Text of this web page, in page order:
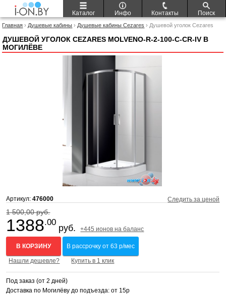
Каталог Инфо Контакты Поиск
Главная › Душевые кабины › Душевые кабины Cezares › Душевой уголок Cezares
ДУШЕВОЙ УГОЛОК CEZARES MOLVENO-R-2-100-C-CR-IV В
МОГИЛЁВЕ
Артикул:476000 Следить за ценой
1 500,00 руб.
1388.00
руб. +445 ионов на баланс
В КОРЗИНУ В рассрочку от 63 р/мес
Нашли дешевле? Купить в 1 клик
Под заказ (от 2 дней)
Доставка по Могилёву до подъезда: от 15р